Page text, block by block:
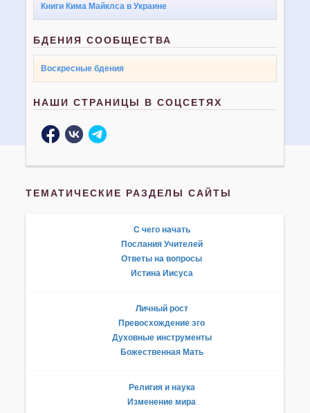
Книги Кима Майклса в Украине
БДЕНИЯ СООБЩЕСТВА
Воскресные бдения
НАШИ СТРАНИЦЫ В СОЦСЕТЯХ
ТЕМАТИЧЕСКИЕ РАЗДЕЛЫ САЙТЫ
С чего начать
Послания Учителей
Ответы на вопросы
Истина Иисуса
Личный рост
Превосхождение эго
Духовные инструменты
Божественная Мать
Религия и наука
Изменение мира